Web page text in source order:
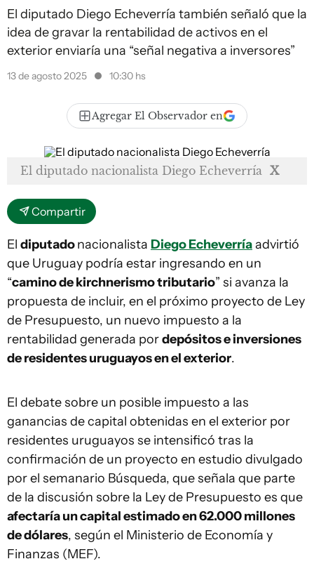
El diputado Diego Echeverría también señaló que la
idea de gravar la rentabilidad de activos en el
exterior enviaría una “señal negativa a inversores”
13 de agosto 2025 10:30 hs
Agregar El Observador en
El diputado nacionalista Diego Echeverría X
Compartir
El diputadonacionalista Diego Echeverríaadvirtió
que Uruguay podría estar ingresando en un
“camino de kirchnerismo tributario” si avanza la
propuesta de incluir, en el próximo proyecto de Ley
de Presupuesto, un nuevo impuesto a la
rentabilidad generada pordepósitos e inversiones
de residentes uruguayos en el exterior.
El debate sobre un posible impuesto a las
ganancias de capital obtenidas en el exterior por
residentes uruguayos se intensificó tras la
confirmación de un proyecto en estudio divulgado
por el semanario Búsqueda, que señala que parte
de la discusión sobre la Ley de Presupuesto es que
afectaría un capital estimado en 62.000 millones
de dólares, según el Ministerio de Economía y
Finanzas (MEF).